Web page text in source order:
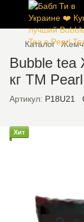
Каталог
Bubble
кг ТМ
Артикул: P18U21
Хит